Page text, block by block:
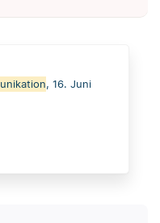
, 16. Juni